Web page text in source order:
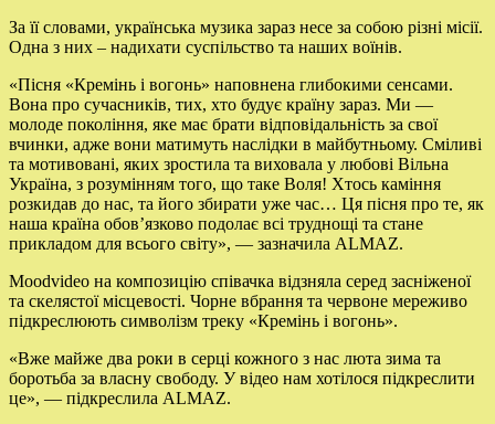
За її словами, українська музика зараз несе за собою різні місії.
Одна з них – надихати суспільство та наших воїнів.
«Пісня «Кремінь і вогонь» наповнена глибокими сенсами.
Вона про сучасників, тих, хто будує країну зараз. Ми —
молоде покоління, яке має брати відповідальність за свої
вчинки, адже вони матимуть наслідки в майбутньому. Сміливі
та мотивовані, яких зростила та виховала у любові Вільна
Україна, з розумінням того, що таке Воля! Хтось каміння
розкидав до нас, та його збирати уже час… Ця пісня про те, як
наша країна обов’язково подолає всі труднощі та стане
прикладом для всього світу», — зазначила ALMAZ.
Moodvideo на композицію співачка відзняла серед засніженої
та скелястої місцевості. Чорне вбрання та червоне мереживо
підкреслюють символізм треку «Кремінь і вогонь».
«Вже майже два роки в серці кожного з нас люта зима та
боротьба за власну свободу. У відео нам хотілося підкреслити
це», — підкреслила ALMAZ.